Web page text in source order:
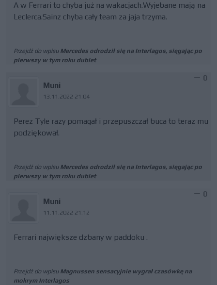
A w Ferrari to chyba już na wakacjach.Wyjebane mają na
Leclerca.Sainz chyba cały team za jaja trzyma.
Przejdź do wpisu Mercedes odrodził się na Interlagos, sięgając po
pierwszy w tym roku dublet
Muni
13.11.2022 21:04
0
Perez Tyle razy pomagał i przepuszczał buca to teraz mu
podziękował.
Przejdź do wpisu Mercedes odrodził się na Interlagos, sięgając po
pierwszy w tym roku dublet
Muni
11.11.2022 21:12
0
Ferrari największe dzbany w paddoku .
Przejdź do wpisu Magnussen sensacyjnie wygrał czasówkę na
mokrym Interlagos